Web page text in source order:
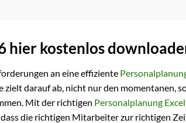
hier kostenlos
an eine effiziente
darauf ab, nicht nur den momentanen,
Mit der richtigen Personalplanung Excel
die richtigen Mitarbeiter zur richtigen